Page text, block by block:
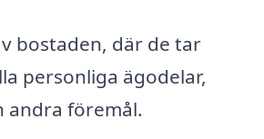
bostaden, där de tar
personliga ägodelar,
andra föremål.